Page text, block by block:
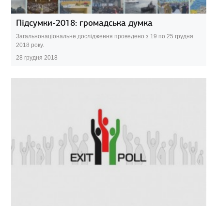
Підсумки-2018: громадська думка
Загальнонаціональне дослідження проведено з 19 по 25 грудня
2018 року.
28 грудня 2018